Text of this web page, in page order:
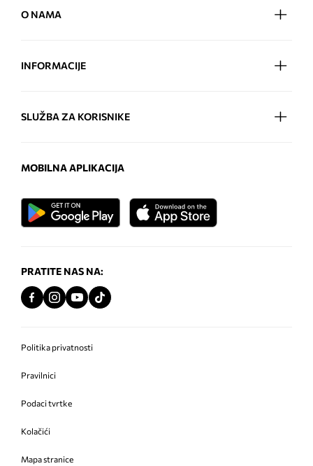
O NAMA
INFORMACIJE
SLUŽBA ZA KORISNIKE
MOBILNA APLIKACIJA
PRATITE NAS NA:
Politika privatnosti
Pravilnici
Podaci tvrtke
Kolačići
Mapa stranice